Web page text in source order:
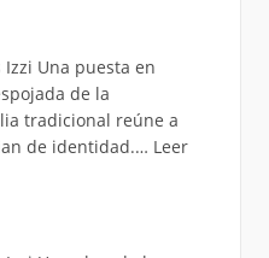
Una puesta en
de la
tradicional reúne a
de identidad.… Leer